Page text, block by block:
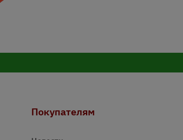
Покупателям